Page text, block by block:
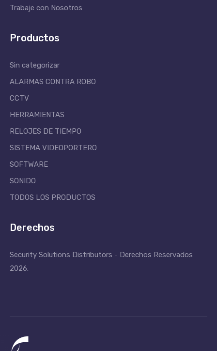
Trabaje con Nosotros
Productos
Sin categorizar
ALARMAS CONTRA ROBO
CCTV
HERRAMIENTAS
RELOJES DE TIEMPO
SISTEMA VIDEOPORTERO
SOFTWARE
SONIDO
TODOS LOS PRODUCTOS
Derechos
Security Solutions Distributors - Derechos Reservados
2026.